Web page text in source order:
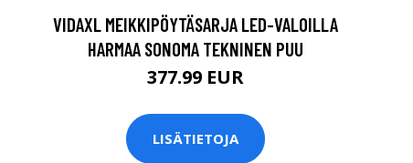
VIDAXL MEIKKIPÖYTÄSARJA LED-VALOILLA
HARMAA SONOMA TEKNINEN PUU
377.99 EUR
LISÄTIETOJA